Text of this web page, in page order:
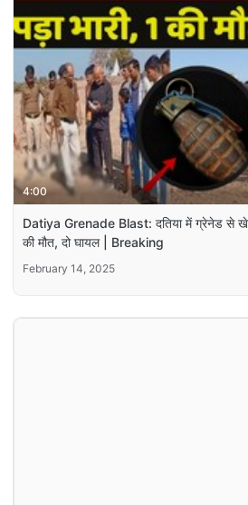
4:00
Datiya Grenade Blast: दतिया में ग्रेनेड से
की मौत, दो घायल | Breaking
February 14, 2025